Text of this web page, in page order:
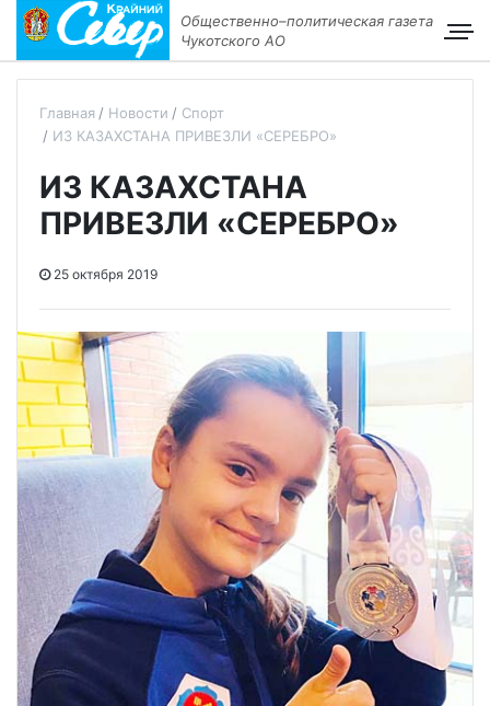
Общественно–политическая газета
Чукотского АО
Главная Новости
Спорт
ИЗ КАЗАХСТАНА ПРИВЕЗЛИ «СЕРЕБРО»
ИЗ КАЗАХСТАНА
ПРИВЕЗЛИ «СЕРЕБРО»
25 октября 2019